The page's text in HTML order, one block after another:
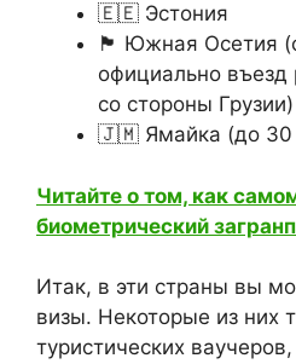
🇪🇪 Эстония
🏴󠁲󠁵󠁳󠁥󠁿 Южная Осетия
официально въезд
со стороны Грузии)
🇯🇲 Ямайка (до 30
Читайте о том, как
биометрический
Итак, в эти страны вы
визы. Некоторые из них
туристических